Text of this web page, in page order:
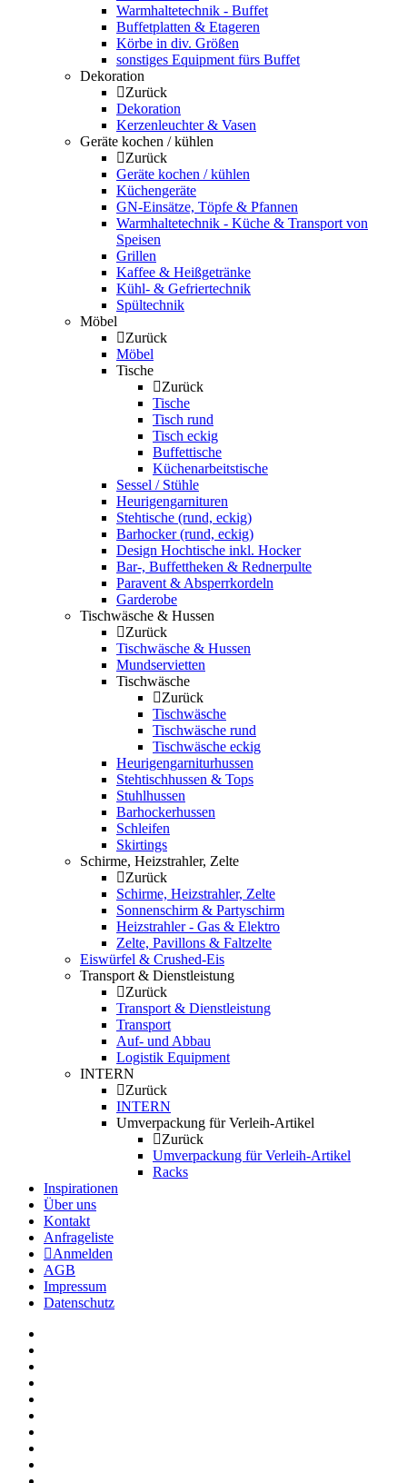
Warmhaltetechnik - Buffet
Buffetplatten & Etageren
Körbe in div. Größen
sonstiges Equipment fürs Buffet
Dekoration
Zurück
Dekoration
Kerzenleuchter & Vasen
Geräte kochen / kühlen
Zurück
Geräte kochen / kühlen
Küchengeräte
GN-Einsätze, Töpfe & Pfannen
Warmhaltetechnik - Küche & Transport von
Speisen
Grillen
Kaffee & Heißgetränke
Kühl- & Gefriertechnik
Spültechnik
Möbel
Zurück
Möbel
Tische
Zurück
Tische
Tisch rund
Tisch eckig
Buffettische
Küchenarbeitstische
Sessel / Stühle
Heurigengarnituren
Stehtische (rund, eckig)
Barhocker (rund, eckig)
Design Hochtische inkl. Hocker
Bar-, Buffettheken & Rednerpulte
Paravent & Absperrkordeln
Garderobe
Tischwäsche & Hussen
Zurück
Tischwäsche & Hussen
Mundservietten
Tischwäsche
Zurück
Tischwäsche
Tischwäsche rund
Tischwäsche eckig
Heurigengarniturhussen
Stehtischhussen & Tops
Stuhlhussen
Barhockerhussen
Schleifen
Skirtings
Schirme, Heizstrahler, Zelte
Zurück
Schirme, Heizstrahler, Zelte
Sonnenschirm & Partyschirm
Heizstrahler - Gas & Elektro
Zelte, Pavillons & Faltzelte
Eiswürfel & Crushed-Eis
Transport & Dienstleistung
Zurück
Transport & Dienstleistung
Transport
Auf- und Abbau
Logistik Equipment
INTERN
Zurück
INTERN
Umverpackung für Verleih-Artikel
Zurück
Umverpackung für Verleih-Artikel
Racks
Inspirationen
Über uns
Kontakt
Anfrageliste
Anmelden
AGB
Impressum
Datenschutz